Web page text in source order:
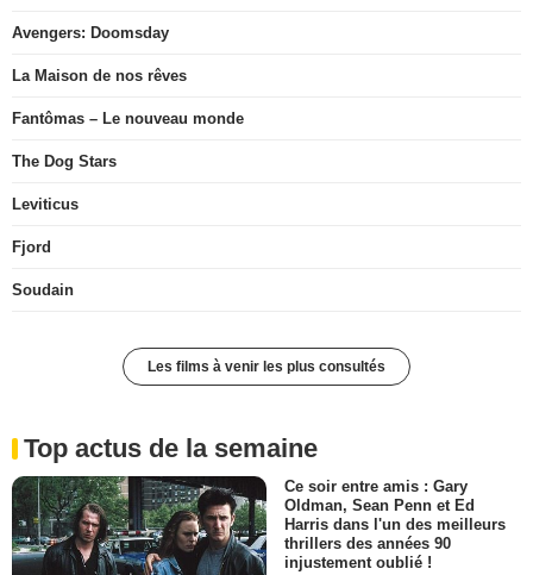
Avengers: Doomsday
La Maison de nos rêves
Fantômas – Le nouveau monde
The Dog Stars
Leviticus
Fjord
Soudain
Les films à venir les plus consultés
Top actus de la semaine
Ce soir entre amis : Gary
Oldman, Sean Penn et Ed
Harris dans l'un des meilleurs
thrillers des années 90
injustement oublié !